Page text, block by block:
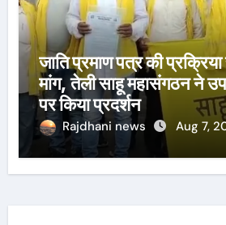
जाति प्रमाण पत्र की
मांग, तेली साहू महासंगठन ने
पर किया प्रदर्शन
Rajdhani news Aug 7,